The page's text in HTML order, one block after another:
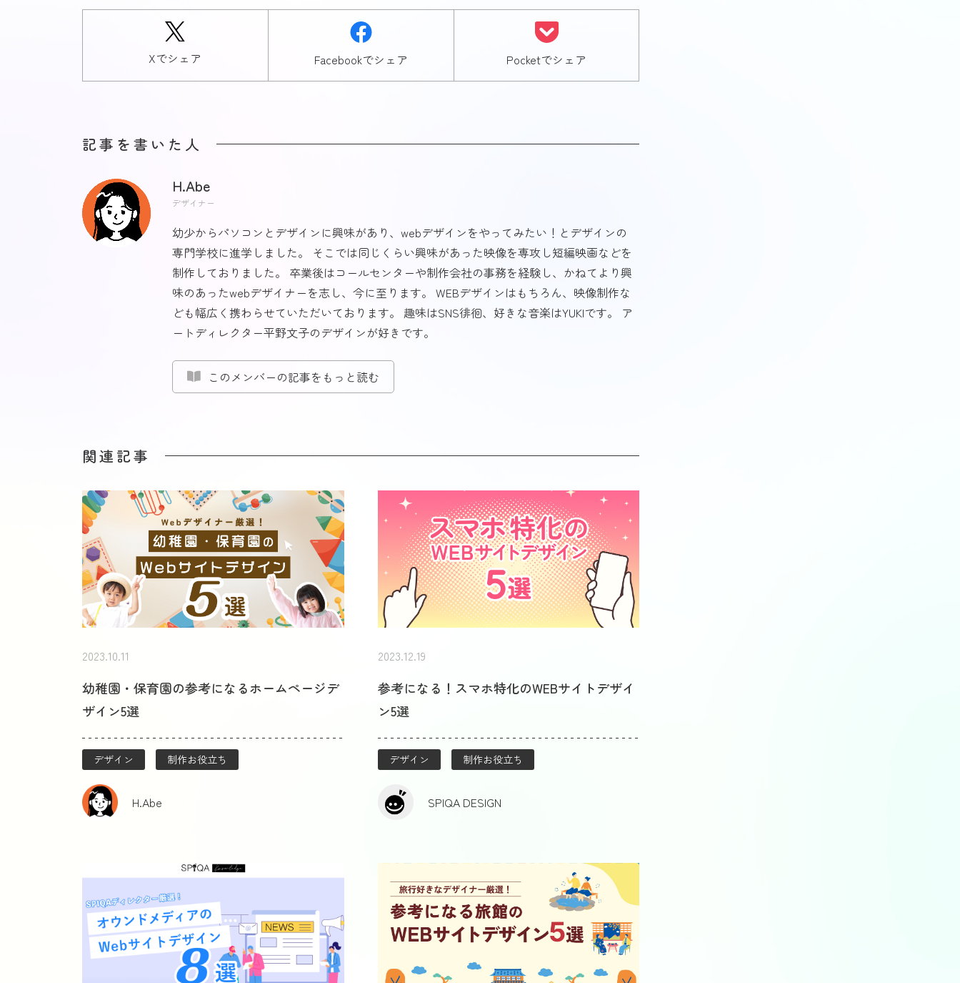
Xでシェア Facebookでシェア Pocketでシェア
記事を書いた人
H.Abe
デザイナー
幼少からパソコンとデザインに興味があり、webデザインをやってみたい！とデザインの
専門学校に進学しました。 そこでは同じくらい興味があった映像を専攻し短編映画などを
制作しておりました。 卒業後はコールセンターや制作会社の事務を経験し、かねてより興
味のあったwebデザイナーを志し、今に至ります。 WEBデザインはもちろん、映像制作な
ども幅広く携わらせていただいております。 趣味はSNS徘徊、好きな音楽はYUKIです。 ア
ートディレクター平野文子のデザインが好きです。
このメンバーの記事をもっと読む
関連記事
2023.10.11
幼稚園・保育園の参考になるホームページデ
ザイン5選
デザイン 制作お役立ち
H.Abe
2023.12.19
参考になる！スマホ特化のWEBサイトデザイ
ン5選
デザイン 制作お役立ち
SPIQA DESIGN